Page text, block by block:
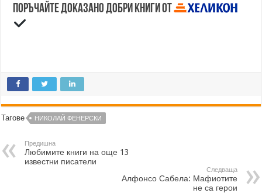
Поръчайте доказано добри книги от
Тагове НИКОЛАЙ ФЕНЕРСКИ
Предишна
Любимите книги на още 13
известни писатели
Следваща
Алфонсо Сабела: Мафиотите
не са герои